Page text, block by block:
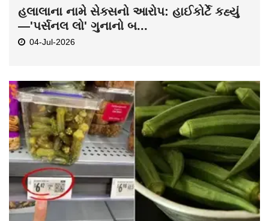
હલાલાના નામે સેક્સનો આરોપ: હાઈકોર્ટે કહ્યું
—'પર્સનલ લો' ગુનાનો બ...
04-Jul-2026